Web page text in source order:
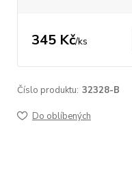
345 Kč/ks
Číslo produktu: 32328-B
Do oblíbených